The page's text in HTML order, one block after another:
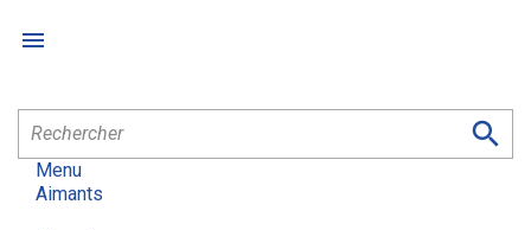


Menu
Aimants